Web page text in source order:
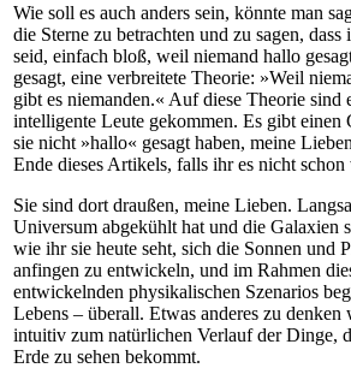
Wie soll es auch anders sein, könnte man
die Sterne zu betrachten und zu sagen,
seid, einfach bloß, weil niemand hallo
gesagt, eine verbreitete Theorie: »Weil
gibt es niemanden.« Auf diese Theorie sind
intelligente Leute gekommen. Es gibt einen
sie nicht »hallo« gesagt haben, meine
Ende dieses Artikels, falls ihr es nicht schon
Sie sind dort draußen, meine Lieben.
Universum abgekühlt hat und die Galaxien
wie ihr sie heute seht, sich die Sonnen und
anfingen zu entwickeln, und im Rahmen
entwickelnden physikalischen Szenarios
Lebens – überall. Etwas anderes zu denken
intuitiv zum natürlichen Verlauf der Dinge,
Erde zu sehen bekommt.